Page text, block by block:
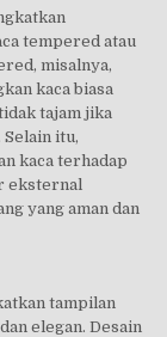
tempered atau
misalnya,
kaca biasa
tajam jika
itu,
kaca terhadap
eksternal
yang aman dan
tampilan
elegan. Desain